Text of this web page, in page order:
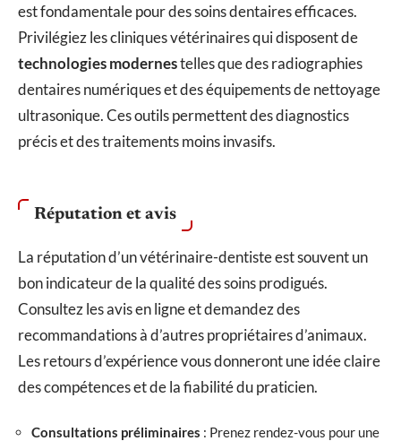
est fondamentale pour des soins dentaires efficaces.
Privilégiez les cliniques vétérinaires qui disposent de
technologies modernestelles que des radiographies
dentaires numériques et des équipements de nettoyage
ultrasonique. Ces outils permettent des diagnostics
précis et des traitements moins invasifs.
Réputation et avis
La réputation d’un vétérinaire-dentiste est souvent un
bon indicateur de la qualité des soins prodigués.
Consultez les avis en ligne et demandez des
recommandations à d’autres propriétaires d’animaux.
Les retours d’expérience vous donneront une idée claire
des compétences et de la fiabilité du praticien.
Consultations préliminaires : Prenez rendez-vous pour une